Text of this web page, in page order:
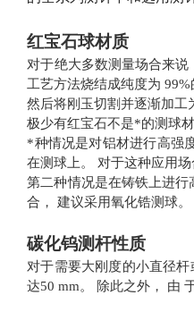
红宝石球材质
对于绝大多数测量场合来
工艺方法烧结成纯度为 99%
然后将刚玉切割并逐渐加工
极少有红宝石不是*的测球
*种情况是对铝材进行高强
在测球上。 对于这种应用
第二种情况是在铸铁上进
合， 建议采用氧化锆测球。
碳化钨测杆性质
对于需要大刚度的小直径
达50 mm。 除此之外， 由